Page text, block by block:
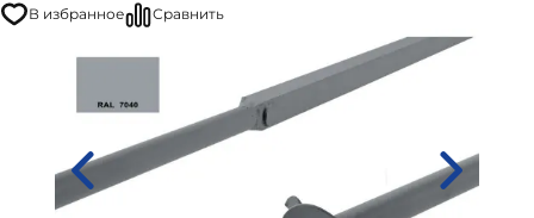
В избранное Сравнить